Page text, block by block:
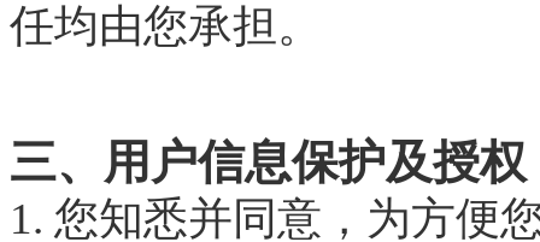
任均由您承担。
三、用户信息保护及授权
1. 您知悉并同意，为方便